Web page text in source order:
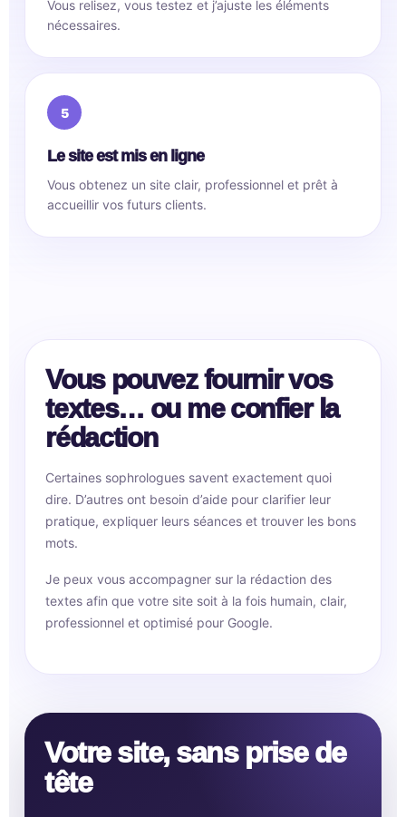
Vous relisez, vous testez et j’ajuste les éléments
nécessaires.
Le site est mis en ligne
Vous obtenez un site clair, professionnel et prêt à
accueillir vos futurs clients.
Vous pouvez fournir vos
textes… ou me confier la
rédaction
Certaines sophrologues savent exactement quoi
dire. D’autres ont besoin d’aide pour clarifier leur
pratique, expliquer leurs séances et trouver les bons
mots.
Je peux vous accompagner sur la rédaction des
textes afin que votre site soit à la fois humain, clair,
professionnel et optimisé pour Google.
Votre site, sans prise de
tête